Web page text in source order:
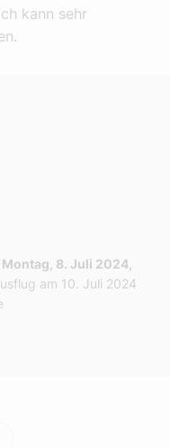
kann sehr
Montag, 8. Juli 2024,
am 10. Juli 2024